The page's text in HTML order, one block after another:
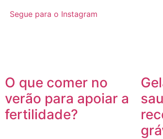
Segue para o Instagram
O que comer no
verão para apoiar a
fertilidade?